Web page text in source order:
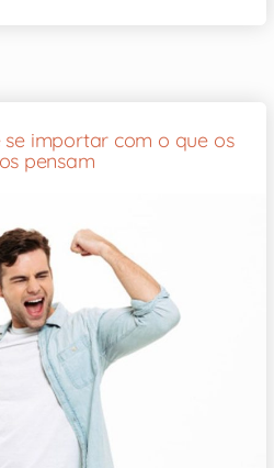
importar com o que os
pensam